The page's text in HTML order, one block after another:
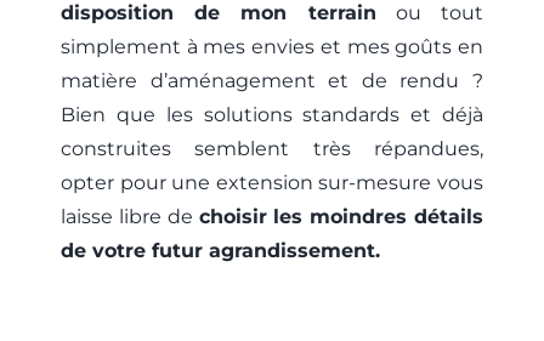
disposition de mon terrain ou tout
simplement à mes envies et mes goûts en
matière d’aménagement et de rendu ?
Bien que les solutions standards et déjà
construites semblent très répandues,
opter pour une extension sur-mesure vous
laisse libre de choisir les moindres détails
de votre futur agrandissement.